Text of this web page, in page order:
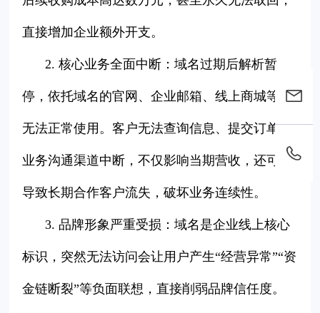
直接增加企业额外开支。
2. 核心业务全面中断：域名过期后解析暂
停，依托域名的官网、企业邮箱、线上商城等均
无法正常使用。客户无法查询信息、提交订单，
业务沟通渠道中断，不仅影响当期营收，还可能
导致长期合作客户流失，破坏业务连续性。
3. 品牌形象严重受损：域名是企业线上核心
标识，突然无法访问会让用户产生“经营异常”“资
金链断裂”等负面联想，直接削弱品牌信任度。